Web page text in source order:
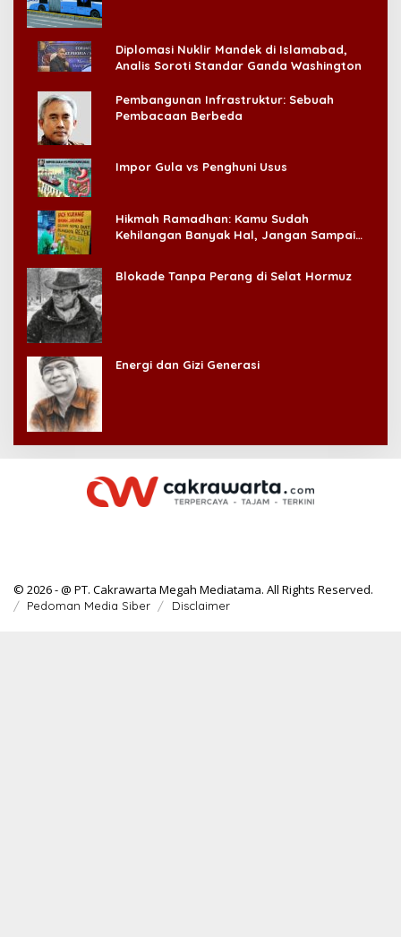
Diplomasi Nuklir Mandek di Islamabad,
Analis Soroti Standar Ganda Washington
Pembangunan Infrastruktur: Sebuah
Pembacaan Berbeda
Impor Gula vs Penghuni Usus
Hikmah Ramadhan: Kamu Sudah
Kehilangan Banyak Hal, Jangan Sampai
Blokade Tanpa Perang di Selat Hormuz
Energi dan Gizi Generasi
© 2026 - @ PT. Cakrawarta Megah Mediatama. All Rights Reserved.
Pedoman Media Siber Disclaimer